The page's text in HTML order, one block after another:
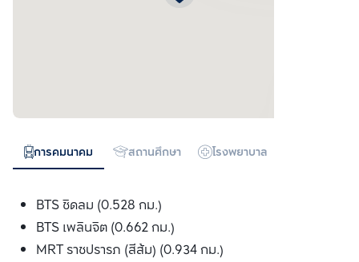
การคมนาคม สถานศึกษา โรงพยาบาล
BTS ชิดลม (0.528 กม.)
BTS เพลินจิต (0.662 กม.)
MRT ราชปรารภ (สีส้ม) (0.934 กม.)